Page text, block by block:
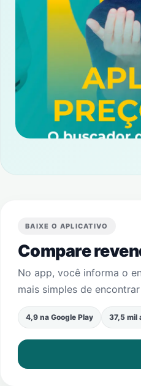
BAIXE O APLICATIVO
Compare
No app, você informa o
mais simples de encontrar
4,9 na Google Play 37,5 mil